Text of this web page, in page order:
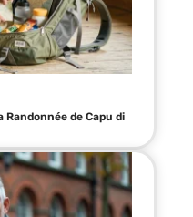
Randonnée de Capu di